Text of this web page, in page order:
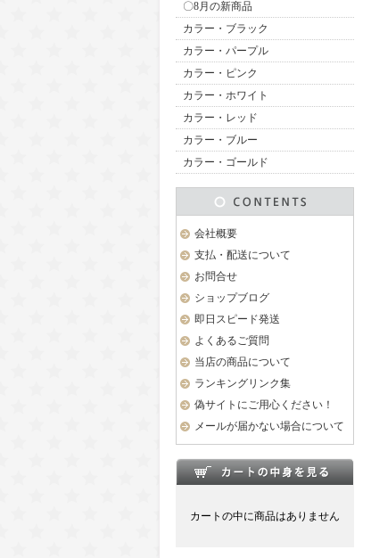
〇8月の新商品
カラー・ブラック
カラー・パープル
カラー・ピンク
カラー・ホワイト
カラー・レッド
カラー・ブルー
カラー・ゴールド
会社概要
支払・配送について
お問合せ
ショップブログ
即日スピード発送
よくあるご質問
当店の商品について
ランキングリンク集
偽サイトにご用心ください！
メールが届かない場合について
カートの中に商品はありません